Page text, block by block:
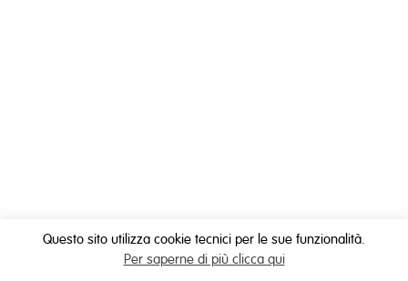
Questo sito utilizza cookie tecnici per le sue funzionalità.
Per saperne di più clicca qui